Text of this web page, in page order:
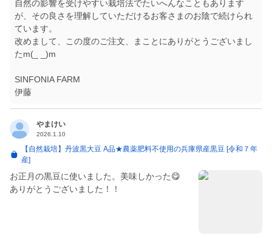
自然の影響を受けやすい栽培法でたいへんなこともあります
が、その良さを理解していただけるお客さまのお陰で続けられ
ています。
改めまして、この度のご注文、まことにありがとうございまし
たm(_ _)m
SINFONIA FARM
伊藤
やまけい
2026.1.10
【自然栽培】丹波黒大豆 A品★農薬肥料不使用の兵庫県産黒豆 [令和７年
産]
お正月の黒豆に使いました。美味しかった😋
ありがとうございました！！